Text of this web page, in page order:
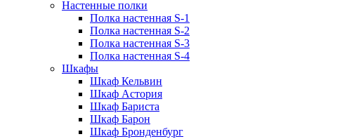
Настенные полки
Полка настенная S-1
Полка настенная S-2
Полка настенная S-3
Полка настенная S-4
Шкафы
Шкаф Кельвин
Шкаф Астория
Шкаф Бариста
Шкаф Барон
Шкаф Бронденбург